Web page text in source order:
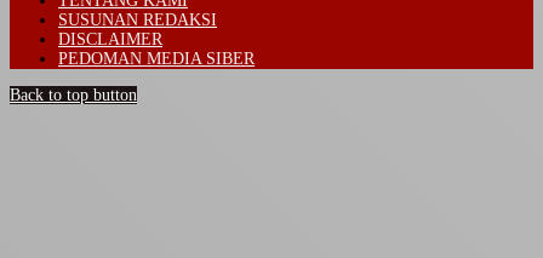
SUSUNAN REDAKSI
DISCLAIMER
PEDOMAN MEDIA SIBER
Back to top button